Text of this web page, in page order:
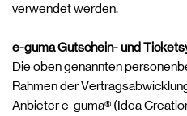
verwendet werden.
e-guma Gutschein- und
Die oben genannten
Rahmen der
Anbieter e-guma® (Idea